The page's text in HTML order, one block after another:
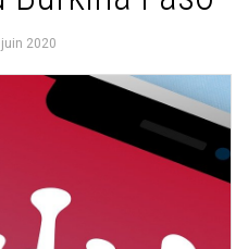
2020